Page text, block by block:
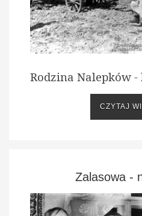
Rodzina Nalepków -
CZYTAJ
Zalasowa -